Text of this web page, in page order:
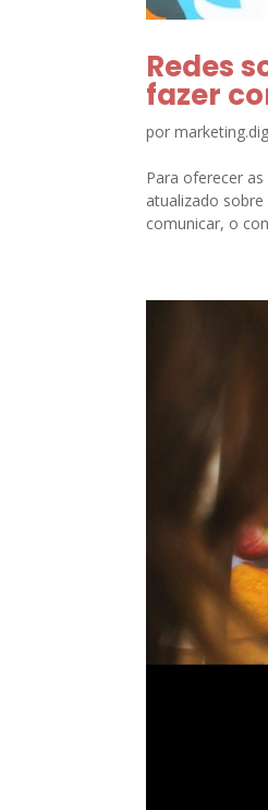
Redes
fazer
por
Para oferecer
atualizado
comunicar, o